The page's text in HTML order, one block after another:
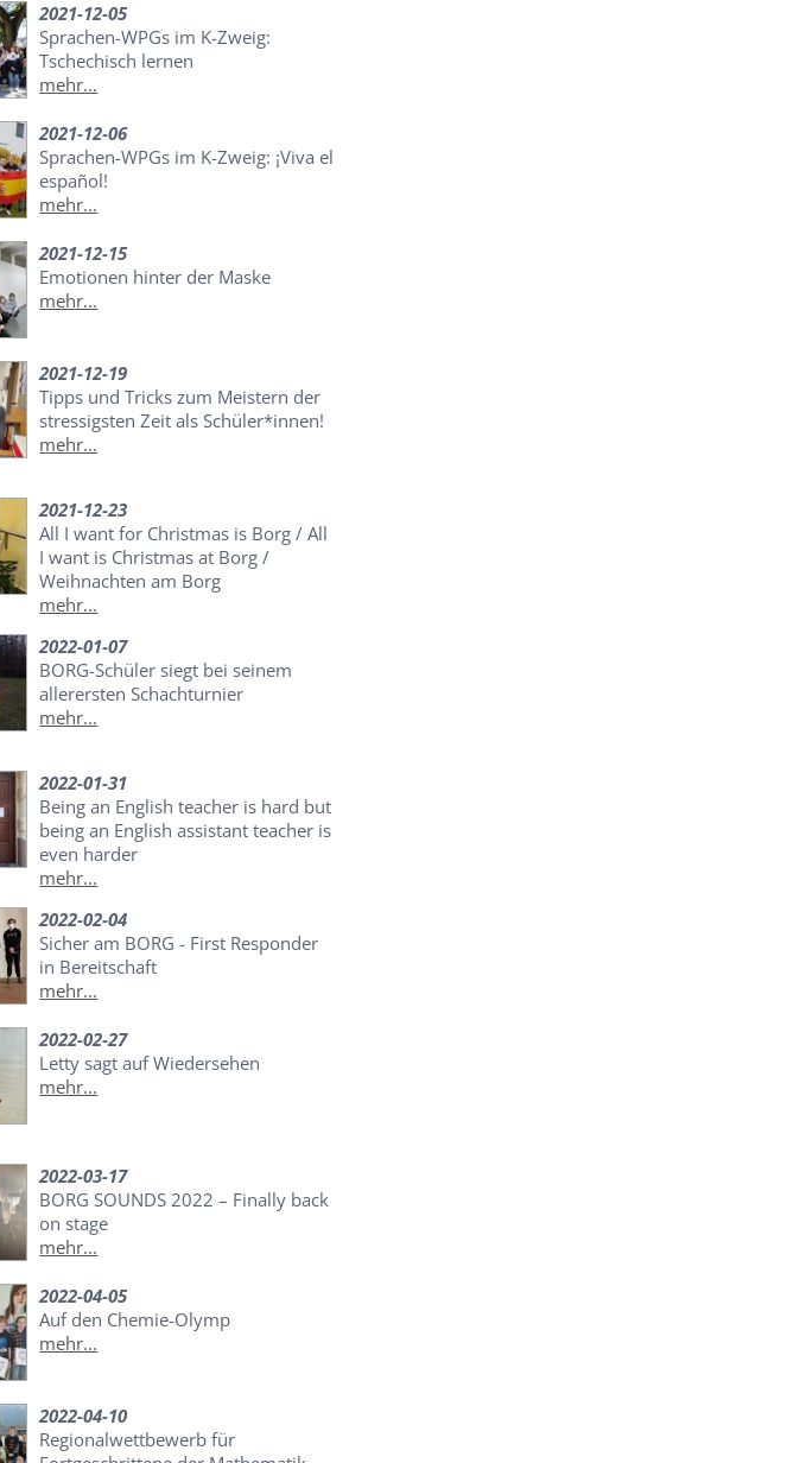
2021-12-05
Sprachen-WPGs im K-Zweig:
Tschechisch lernen
mehr...
2021-12-06
Sprachen-WPGs im K-Zweig: ¡Viva el
español!
mehr...
2021-12-15
Emotionen hinter der Maske
mehr...
2021-12-19
Tipps und Tricks zum Meistern der
stressigsten Zeit als Schüler*innen!
mehr...
2021-12-23
All I want for Christmas is Borg / All
I want is Christmas at Borg /
Weihnachten am Borg
mehr...
2022-01-07
BORG-Schüler siegt bei seinem
allerersten Schachturnier
mehr...
2022-01-31
Being an English teacher is hard but
being an English assistant teacher is
even harder
mehr...
2022-02-04
Sicher am BORG - First Responder
in Bereitschaft
mehr...
2022-02-27
Letty sagt auf Wiedersehen
mehr...
2022-03-17
BORG SOUNDS 2022 – Finally back
on stage
mehr...
2022-04-05
Auf den Chemie-Olymp
mehr...
2022-04-10
Regionalwettbewerb für